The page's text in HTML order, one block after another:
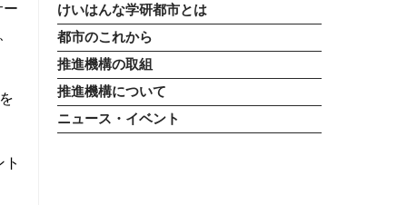
ー
けいはんな学研都市とは
都市のこれから
推進機構の取組
推進機構について
ニュース・イベント